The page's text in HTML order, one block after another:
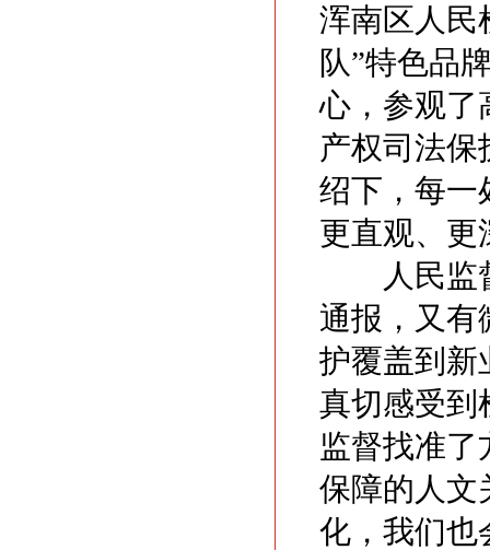
浑南区人民
队”特色品
心，参观了
产权司法保
绍下，每一
更直观、更
人民监督
通报，又有
护覆盖到新
真切感受到
监督找准了
保障的人文
化，我们也